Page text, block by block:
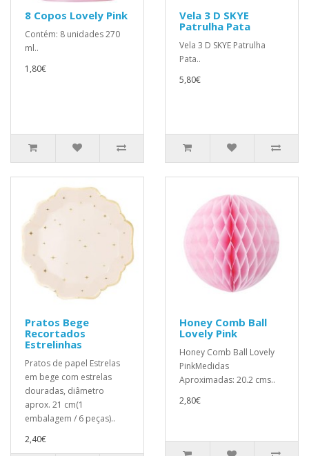
8 Copos Lovely Pink
Contém: 8 unidades 270
ml..
1,80€
Vela 3 D SKYE
Patrulha Pata
Vela 3 D SKYE Patrulha
Pata..
5,80€
Pratos Bege
Recortados
Estrelinhas
Pratos de papel Estrelas
em bege com estrelas
douradas, diâmetro
aprox. 21 cm(1
embalagem / 6 peças)..
2,40€
Honey Comb Ball
Lovely Pink
Honey Comb Ball Lovely
PinkMedidas
Aproximadas: 20.2 cms..
2,80€